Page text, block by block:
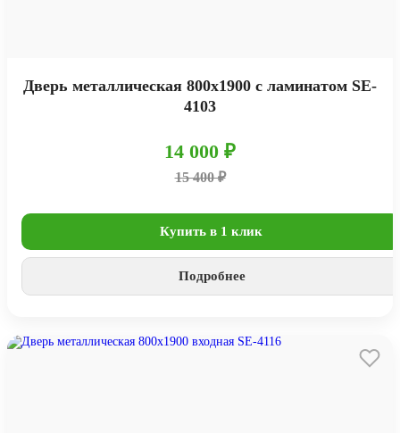
Дверь металлическая 800х1900 с ламинатом SE-
4103
14 000 ₽
15 400 ₽
Купить в 1 клик
Подробнее